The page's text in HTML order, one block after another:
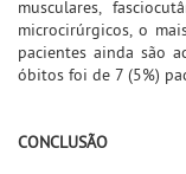
musculares,
microcirúrgicos, o
pacientes ainda são
óbitos foi de 7 (5%)
CONCLUSÃO